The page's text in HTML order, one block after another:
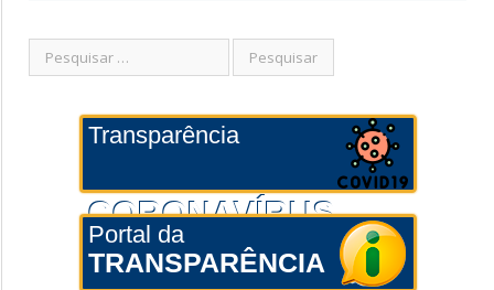
Transparência
CORONAVÍRUS
Portal da
TRANSPARÊNCIA